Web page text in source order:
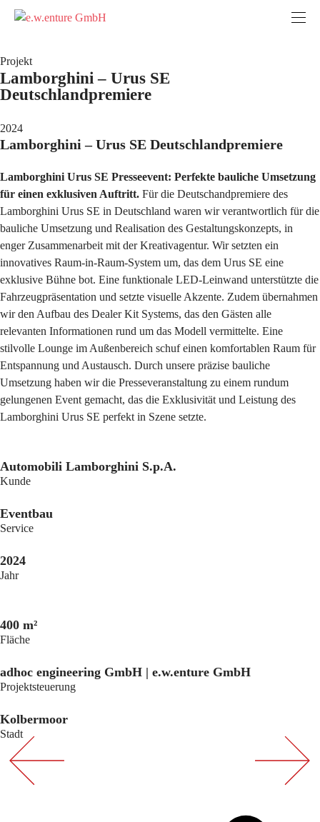
Projekt
Lamborghini – Urus SE
Deutschlandpremiere
2024
Lamborghini – Urus SE Deutschlandpremiere
Lamborghini Urus SE Presseevent: Perfekte bauliche Umsetzung
für einen exklusiven Auftritt. Für die Deutschandpremiere des
Lamborghini Urus SE in Deutschland waren wir verantwortlich für die
bauliche Umsetzung und Realisation des Gestaltungskonzepts, in
enger Zusammenarbeit mit der Kreativagentur. Wir setzten ein
innovatives Raum-in-Raum-System um, das dem Urus SE eine
exklusive Bühne bot. Eine funktionale LED-Leinwand unterstützte die
Fahrzeugpräsentation und setzte visuelle Akzente. Zudem übernahmen
wir den Aufbau des Dealer Kit Systems, das den Gästen alle
relevanten Informationen rund um das Modell vermittelte. Eine
stilvolle Lounge im Außenbereich schuf einen komfortablen Raum für
Entspannung und Austausch. Durch unsere präzise bauliche
Umsetzung haben wir die Presseveranstaltung zu einem rundum
gelungenen Event gemacht, das die Exklusivität und Leistung des
Lamborghini Urus SE perfekt in Szene setzte.
Automobili Lamborghini S.p.A.
Kunde
Eventbau
Service
2024
Jahr
400 m²
Fläche
adhoc engineering GmbH | e.w.enture GmbH
Projektsteuerung
Kolbermoor
Stadt